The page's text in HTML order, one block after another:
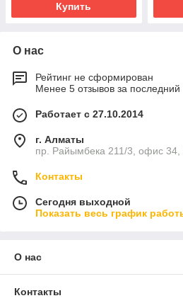
Купить
О нас
Рейтинг не сформирован
Менее 5 отзывов за последний
Работает с 27.10.2014
г. Алматы
пр. Райымбека 211/3, офис 34,
Контакты
Сегодня выходной
Показать весь график
О нас
Контакты